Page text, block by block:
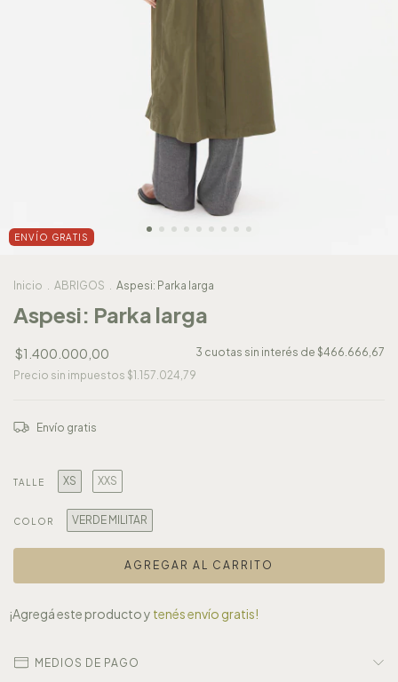
ENVÍO GRATIS
Inicio ABRIGOS Aspesi: Parka larga
Aspesi: Parka larga
$1.400.000,00 3 cuotas sin interés de $466.666,67
Precio sin impuestos $1.157.024,79
Envío gratis
TALLE XS XXS
COLOR VERDE MILITAR
¡Agregá este producto y tenés envío gratis!
MEDIOS DE PAGO